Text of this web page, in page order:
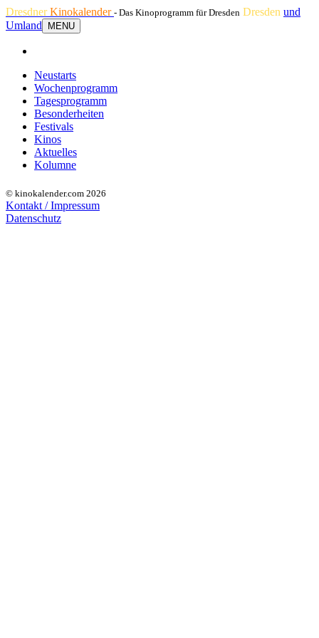
DresdnerKinokalender - Das Kinoprogramm für Dresden Dresden und
Umland
MENU
Neustarts
Wochenprogramm
Tagesprogramm
Besonderheiten
Festivals
Kinos
Aktuelles
Kolumne
© kinokalender.com 2026
Kontakt / Impressum
Datenschutz